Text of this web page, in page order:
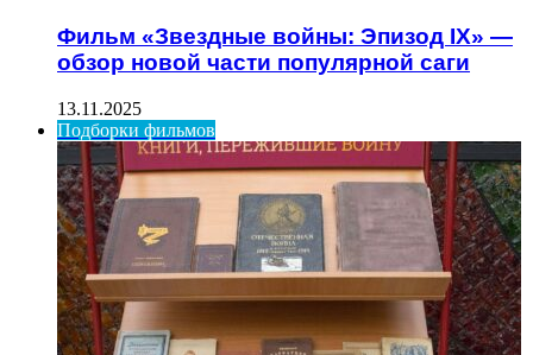
Фильм «Звездные войны: Эпизод IX» —
обзор новой части популярной саги
13.11.2025
Подборки фильмов